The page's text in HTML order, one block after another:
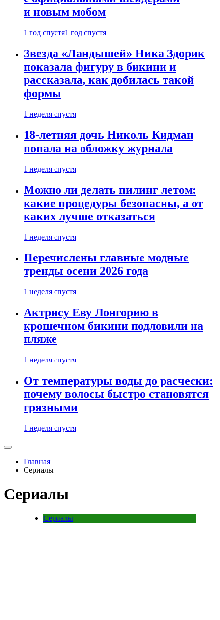
и новым мобом
1 год спустя1 год спустя
Звезда «Ландышей» Ника Здорик
показала фигуру в бикини и
рассказала, как добилась такой
формы
1 неделя спустя
18-летняя дочь Николь Кидман
попала на обложку журнала
1 неделя спустя
Можно ли делать пилинг летом:
какие процедуры безопасны, а от
каких лучше отказаться
1 неделя спустя
Перечислены главные модные
тренды осени 2026 года
1 неделя спустя
Актрису Еву Лонгорию в
крошечном бикини подловили на
пляже
1 неделя спустя
От температуры воды до расчески:
почему волосы быстро становятся
грязными
1 неделя спустя
Главная
Сериалы
Сериалы
Сериалы